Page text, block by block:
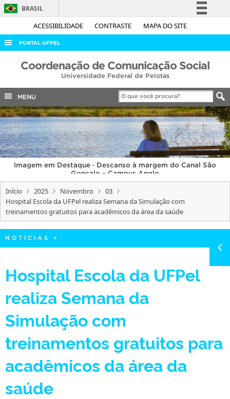
ACESSIBILIDADE CONTRASTE MAPA DO SITE
BRASIL
Simplifique!
Acesso à informação
Legislação
Canais
PORTAL UFPEL
ACESSO À INFORMAÇÃO
COBALTO
CONCURSOS
EDITAIS
INTERNACIONAL
OUVIDORIA
PORTARIAS
TELEFONES
Coordenação de Comunicação Social
Universidade Federal de Pelotas
MENU
Imagem em Destaque · Descanso à margem do Canal São
Gonçalo – Campus Anglo
Início 2025 Novembro
03
Hospital Escola da UFPel realiza Semana da Simulação com
treinamentos gratuitos para acadêmicos da área da saúde
NOTÍCIAS >
Hospital Escola da UFPel
realiza Semana da
Simulação com
treinamentos gratuitos para
acadêmicos da área da
saúde